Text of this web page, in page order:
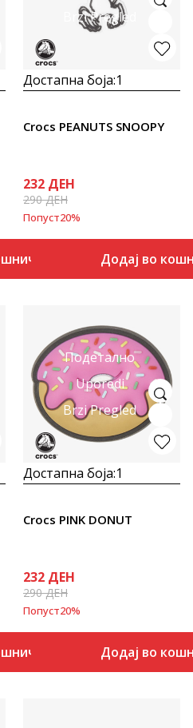
Brzi Pregled
Достапна боја:1
Crocs PEANUTS SNOOPY
232 ДЕН
290ДЕН
Попуст20%
Додај во
Подетално
Uporedi
Brzi Pregled
Достапна боја:1
Crocs PINK DONUT
232 ДЕН
290ДЕН
Попуст20%
Додај во